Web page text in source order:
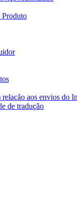
Produto
aos envios do
de tradução